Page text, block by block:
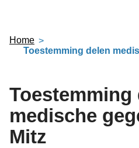
Home
Toestemming delen
Toestemming
medische
Mitz